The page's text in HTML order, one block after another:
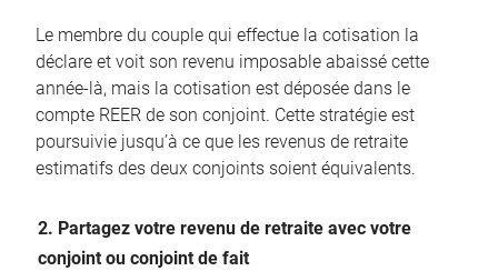
Le membre du couple qui effectue la cotisation la
déclare et voit son revenu imposable abaissé cette
année-là, mais la cotisation est déposée dans le
compte REER de son conjoint. Cette stratégie est
poursuivie jusqu’à ce que les revenus de retraite
estimatifs des deux conjoints soient équivalents.
2. Partagez votre revenu de retraite avec votre
conjoint ou conjoint de fait